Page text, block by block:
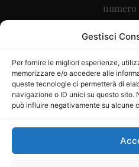
Gestisci
Per fornire le migliori esperienze,
memorizzare e/o accedere alle
queste tecnologie ci permetterà di
navigazione o ID unici su questo sito.
può influire negativamente su alcune
numero
Sito gestito daLa